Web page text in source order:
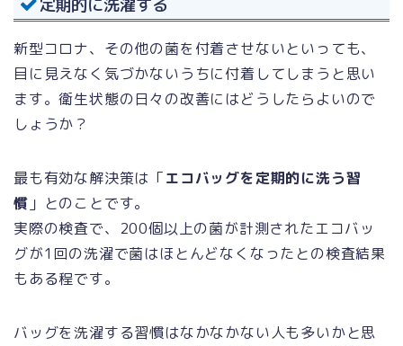
新型コロナ、その他の菌を付着させないといっても、
目に見えなく気づかないうちに付着してしまうと思い
ます。衛生状態の日々の改善にはどうしたらよいので
しょうか？
最も有効な解決策は「エコバッグを定期的に洗う習
慣 」とのことです。
実際の検査で、200個以上の菌が計測されたエコバッ
グが1回の洗濯で菌はほとんどなくなったとの検査結果
もある程です。
バッグを洗濯する習慣はなかなかない人も多いかと思